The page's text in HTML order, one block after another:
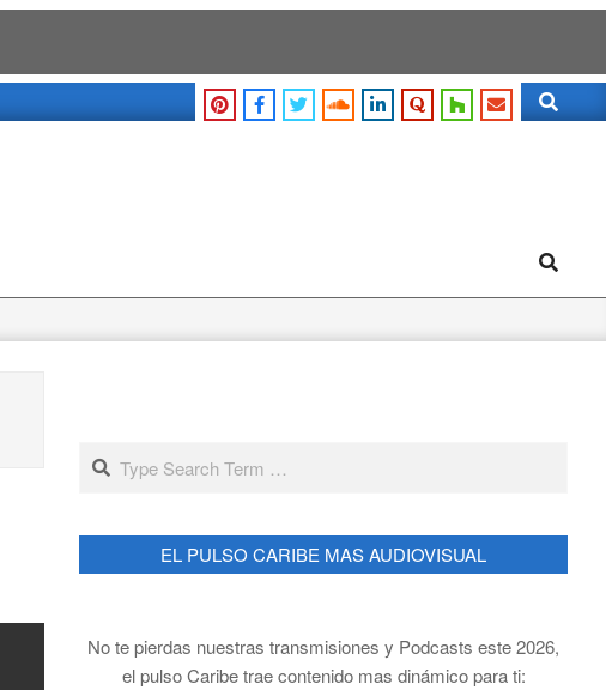
Search
Search
Search
EL PULSO CARIBE MAS AUDIOVISUAL
No te pierdas nuestras transmisiones y Podcasts este 2026,
el pulso Caribe trae contenido mas dinámico para ti: